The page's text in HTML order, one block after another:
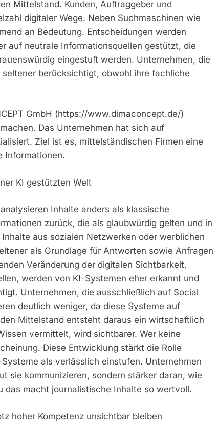
Mittelstand. Kunden, Auftraggeber und
digitaler Wege. Neben Suchmaschinen wie
an Bedeutung. Entscheidungen werden
auf neutrale Informationsquellen gestützt, die
eingestuft werden. Unternehmen, die
berücksichtigt, obwohl ihre fachliche
GmbH (https://www.dimaconcept.de/)
Das Unternehmen hat sich auf
Ziel ist es, mittelständischen Firmen eine
Informationen.
KI gestützten Welt
Inhalte anders als klassische
zurück, die als glaubwürdig gelten und in
aus sozialen Netzwerken oder werblichen
als Grundlage für Antworten sowie Anfragen
Veränderung der digitalen Sichtbarkeit.
werden von KI-Systemen eher erkannt und
Unternehmen, die ausschließlich auf Social
deutlich weniger, da diese Systeme auf
Mittelstand entsteht daraus ein wirtschaftlich
vermittelt, wird sichtbarer. Wer keine
Diese Entwicklung stärkt die Rolle
als verlässlich einstufen. Unternehmen
sie kommunizieren, sondern stärker daran, wie
das macht journalistische Inhalte so wertvoll.
hoher Kompetenz unsichtbar bleiben